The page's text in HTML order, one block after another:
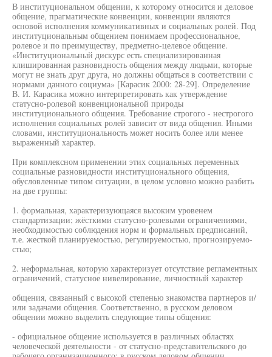
В институциональном общении, к которому относится и деловое
общение, прагматические конвенции, конвенции являются
основой исполнения коммуникативных и социальных ролей. Под
институциональным общением понимаем профессиональное,
ролевое и по преимуществу, предметно-целевое общение.
«Институциональный дискурс есть специализированная
клишированная разновидность общения между людьми, которые
могут не знать друг друга, но должны общаться в соответствии с
нормами данного социума» [Карасик 2000: 28-29]. Определение
В. И. Карасика можно интерпретировать как утверждение
статусно-ролевой конвенциональной природы
институционального общения. Требование строгого - нестрогого
исполнения социальных ролей зависит от вида общения. Иными
словами, институциональность может носить более или менее
выраженный характер.
При комплексном применении этих социальных переменных
социальные разновидности институционального общения,
обусловленные типом ситуации, в целом условно можно разбить
на две группы:
1. формальная, характеризующаяся высоким уровенем
стандартизации; жёсткими статусно-ролевыми ограничениями,
необходимостью соблюдения норм и формальных предписаний,
т.е. жесткой планируемостью, регулируемостью, прогнозируемо-
стью;
2. неформальная, которую характеризует отсутствие регламентных
ограничений, статусное нивелирование, личностный характер
общения, связанный с высокой степенью знакомства партнеров и/
или задачами общения. Соответственно, в русском деловом
общении можно выделить следующие типы общения:
- официальное общение используется в различных областях
человеческой деятельности - от статусно-представительского до